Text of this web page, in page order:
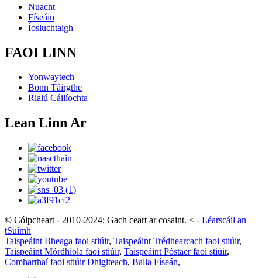
Nuacht
Físeáin
Íosluchtaigh
FAOI LINN
Yonwaytech
Bonn Táirgthe
Rialú Cáilíochta
Lean Linn Ar
© Cóipcheart - 2010-2024; Gach ceart ar cosaint. < - Léarscáil an
tSuímh
Taispeáint Bheaga faoi stiúir, Taispeáint Trédhearcach faoi stiúir,
Taispeáint Mórdhíola faoi stiúir, Taispeáint Póstaer faoi stiúir,
Comharthaí faoi stiúir Dhigiteach, Balla Físeán,